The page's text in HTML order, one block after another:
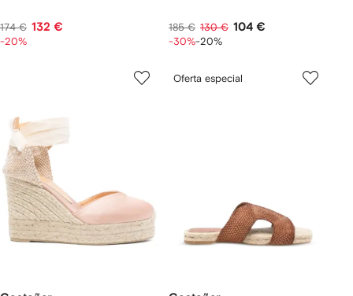
174 € 132 €
-20%
185 € 130 € 104 €
-30%-20%
Oferta especial